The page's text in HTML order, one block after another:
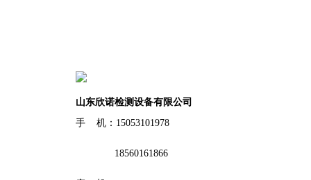
山东欣诺检测设备有限公司
手 机：15053101978
18560161866